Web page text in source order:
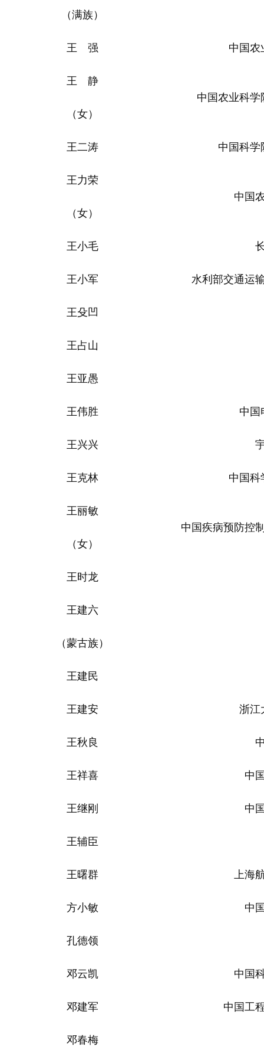
（满族）
王 强 中国农
王 静
（女）
中国农业科
王二涛 中国科学
王力荣
（女）
中国
王小毛
王小军 水利部交通运
王殳凹
王占山
王亚愚
王伟胜 中国
王兴兴
王克林 中国科
王丽敏
（女）
中国疾病预防控
王时龙
王建六
（蒙古族）
王建民
王建安 浙江
王秋良
王祥喜 中
王继刚 中
王辅臣
王曙群 上海
方小敏 中
孔德领
邓云凯 中国
邓建军 中国工
邓春梅